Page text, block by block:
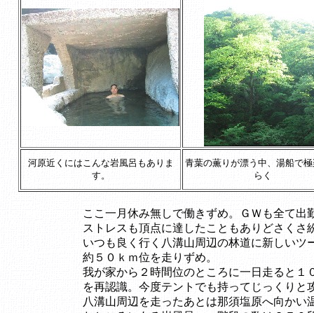
河原近くにはこんな岩風呂もありま
す。
青葉の薫りが漂う中、湯船で
らく
ここ一月休み無しで働きずめ。ＧＷも全て出
ストレスも頂点に達したこともありどさく
いつも良く行く八溝山周辺の林道に新しい
約５０ｋｍ位を走りずめ。
我が家から２時間位のところに一日走ると
を再認識。今度テントでも持ってじっくりと
八溝山周辺を走ったあとは那須塩原へ向か